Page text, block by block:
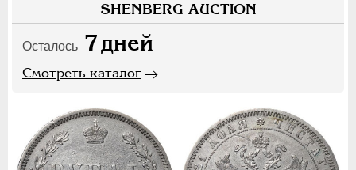
SHENBERG AUCTION
Осталось 7дней
Смотреть каталог